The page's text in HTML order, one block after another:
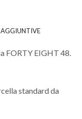
FORTY EIGHT 48.
standard da